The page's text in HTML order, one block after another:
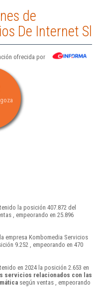
de
De Internet Sl
ofrecida por
la posición 407.872 del
, empeorando en 25.896
empresa Kombomedia Servicios
9.252 , empeorando en 470
en 2024 la posición 2.653 en
servicios relacionados con las
según ventas , empeorando